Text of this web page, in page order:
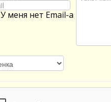
У меня нет Email-а